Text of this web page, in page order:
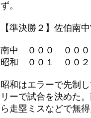
ず。
【準決勝２】佐伯南
南中 ０００ ００
昭和 ００１ ００
昭和はエラーで先制
リーで試合を決めた
ら走塁ミスなどで無